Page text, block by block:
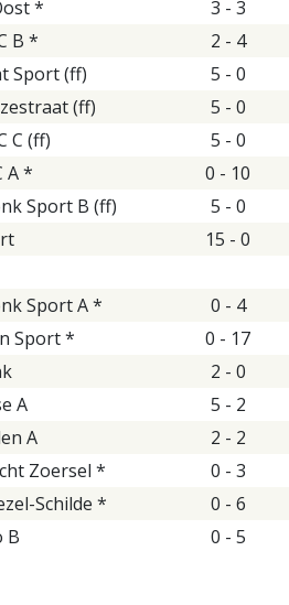
* 3 - 3
B * 2 - 4
Sport (ff) 5 - 0
(ff) 5 - 0
C (ff) 5 - 0
A * 0 - 10
Sport B (ff) 5 - 0
15 - 0
Sport A * 0 - 4
Sport * 0 - 17
2 - 0
A 5 - 2
A 2 - 2
Zoersel * 0 - 3
Schilde * 0 - 6
B 0 - 5